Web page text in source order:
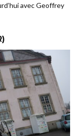
avec Geoffrey